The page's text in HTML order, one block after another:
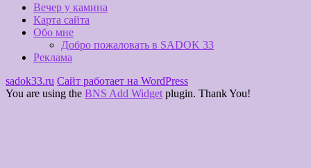
Вечер у камина
Карта сайта
Обо мне
Добро пожаловать в SADOK 33
Реклама
sadok33.ru Сайт работает на WordPress
You are using the BNS Add Widget plugin. Thank You!